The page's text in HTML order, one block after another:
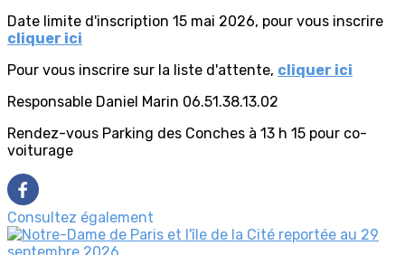
Date limite d'inscription 15 mai 2026, pour vous inscrire
cliquer ici
Pour vous inscrire sur la liste d'attente, cliquer ici
Responsable Daniel Marin 06.51.38.13.02
Rendez-vous Parking des Conches à 13 h 15 pour co-
voiturage
Consultez également